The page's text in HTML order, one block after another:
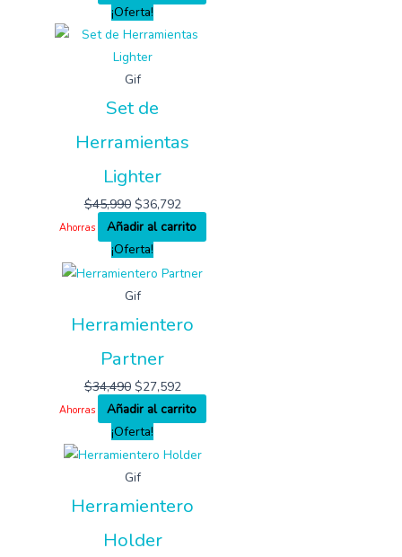
¡Oferta!
Gif
Set de
Herramientas
Lighter
$45,990 $36,792
Ahorras
Añadir al carrito
¡Oferta!
Gif
Herramientero
Partner
$34,490 $27,592
Ahorras
Añadir al carrito
¡Oferta!
Gif
Herramientero
Holder